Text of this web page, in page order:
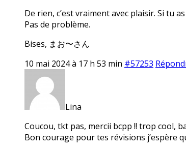
De rien, c’est vraiment avec plaisir. Si tu
Pas de problème.
Bises, まお〜さん
10 mai 2024 à 17 h 53 min #57253
Lina
Coucou, tkt pas, mercii bcpp !! trop cool,
Bon courage pour tes révisions j’espère